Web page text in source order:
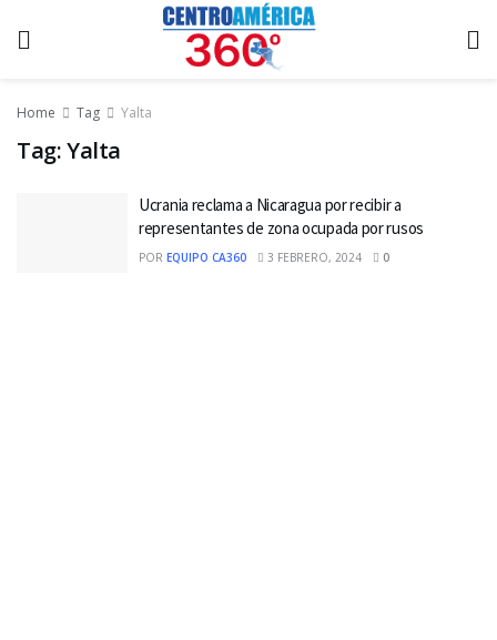
Home Tag Yalta
Tag:Yalta
Ucrania reclama a Nicaragua por recibir a
representantes de zona ocupada por rusos
POR EQUIPO CA360 3 FEBRERO, 2024 0